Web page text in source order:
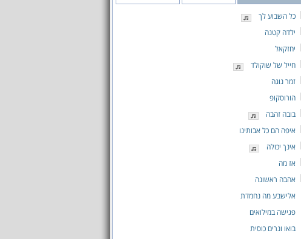
כל השבוע לך
ילדה קטנה
יחזקאל
חייל של שוקולד
זמר נוגה
הורוסקופ
בובה זהבה
איפה הם כל אבותינו
אינך יכולה
אז מה
אהבה ראשונה
אלישבע מה נחמדת
פגישה במילואים
בואו ונרים כוסית